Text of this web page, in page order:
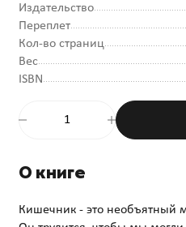
Издательство
Переплет
Кол-во страниц
Вес
ISBN
О книге
Кишечник - это необъятный